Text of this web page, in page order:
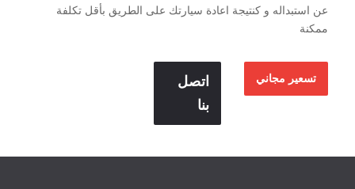
عن استبداله و كنتيجة اعادة سيارتك على الطريق بأقل تكلفة
ممكنة
تسعير مجاني
اتصل
بنا